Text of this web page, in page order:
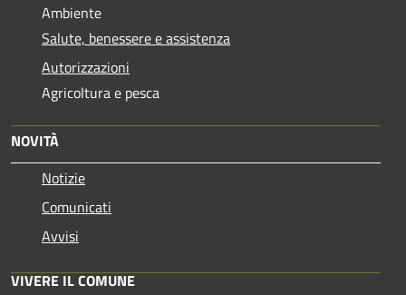
Ambiente
Salute, benessere e assistenza
Autorizzazioni
Agricoltura e pesca
NOVITÀ
Notizie
Comunicati
Avvisi
VIVERE IL COMUNE